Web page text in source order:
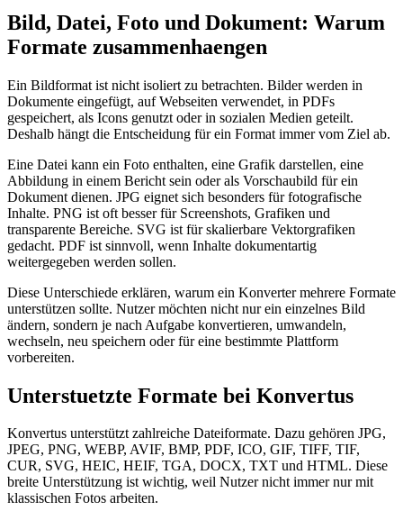
Bild, Datei, Foto und Dokument: Warum
Formate zusammenhaengen
Ein Bildformat ist nicht isoliert zu betrachten. Bilder werden in
Dokumente eingefügt, auf Webseiten verwendet, in PDFs
gespeichert, als Icons genutzt oder in sozialen Medien geteilt.
Deshalb hängt die Entscheidung für ein Format immer vom Ziel ab.
Eine Datei kann ein Foto enthalten, eine Grafik darstellen, eine
Abbildung in einem Bericht sein oder als Vorschaubild für ein
Dokument dienen. JPG eignet sich besonders für fotografische
Inhalte. PNG ist oft besser für Screenshots, Grafiken und
transparente Bereiche. SVG ist für skalierbare Vektorgrafiken
gedacht. PDF ist sinnvoll, wenn Inhalte dokumentartig
weitergegeben werden sollen.
Diese Unterschiede erklären, warum ein Konverter mehrere Formate
unterstützen sollte. Nutzer möchten nicht nur ein einzelnes Bild
ändern, sondern je nach Aufgabe konvertieren, umwandeln,
wechseln, neu speichern oder für eine bestimmte Plattform
vorbereiten.
Unterstuetzte Formate bei Konvertus
Konvertus unterstützt zahlreiche Dateiformate. Dazu gehören JPG,
JPEG, PNG, WEBP, AVIF, BMP, PDF, ICO, GIF, TIFF, TIF,
CUR, SVG, HEIC, HEIF, TGA, DOCX, TXT und HTML. Diese
breite Unterstützung ist wichtig, weil Nutzer nicht immer nur mit
klassischen Fotos arbeiten.